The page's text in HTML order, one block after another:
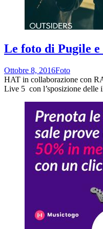
Le foto di Pugile
Ottobre 8, 2016Foto
HAT in collaborazione con
Live 5 con l’sposizione delle